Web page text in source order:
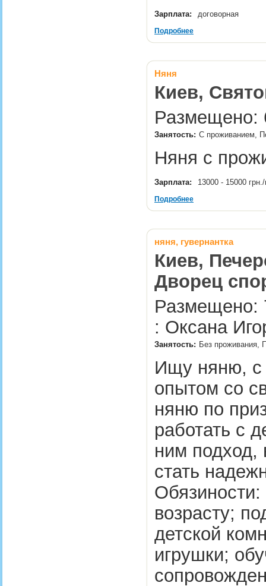
Зарплата: договорная
Подробнее
Няня
Киев,
Размещено:
Занятость: С проживанием,
Няня с
Зарплата: 13000 - 15000
Подробнее
няня, гувернантка
Киев,
Дворец
Размещено:
: Оксана
Занятость: Без проживания,
Ищу няню, с
опытом со
няню по
работать с
ним подход,
стать
Обязиности:
возрасту;
детской
игрушки;